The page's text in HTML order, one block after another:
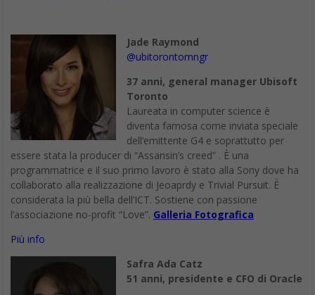
Jade Raymond
@ubitorontomngr
37 anni, general manager Ubisoft
Toronto
Laureata in computer science è
diventa famosa come inviata speciale
dell’emittente G4 e soprattutto per
essere stata la producer di “Assansin’s creed” . È una
programmatrice e il suo primo lavoro è stato alla Sony dove ha
collaborato alla realizzazione di Jeoaprdy e Trivial Pursuit. È
considerata la più bella dell’ICT. Sostiene con passione
l’associazione no-profit “Love”. Galleria Fotografica
Più info
Safra Ada Catz
51 anni, presidente e CFO di Oracle